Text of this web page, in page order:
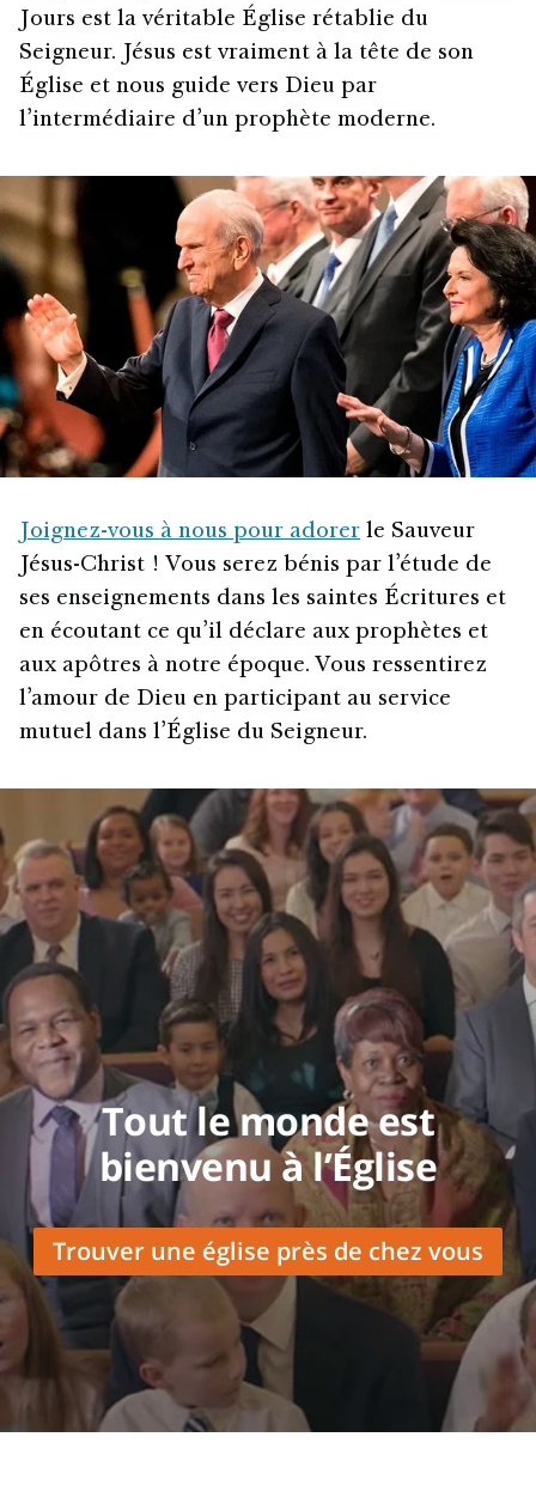
Jours est la véritable Église rétablie du
Seigneur. Jésus est vraiment à la tête de son
Église et nous guide vers Dieu par
l’intermédiaire d’un prophète moderne.
Joignez-vous à nous pour adorer le Sauveur
Jésus-Christ ! Vous serez bénis par l’étude de
ses enseignements dans les saintes Écritures et
en écoutant ce qu’il déclare aux prophètes et
aux apôtres à notre époque. Vous ressentirez
l’amour de Dieu en participant au service
mutuel dans l’Église du Seigneur.
Tout le monde est
bienvenu à l’Église
Trouver une église près de chez vous